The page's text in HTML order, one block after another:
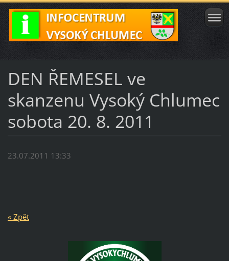
DEN ŘEMESEL ve
skanzenu Vysoký Chlumec
sobota 20. 8. 2011
23.07.2011 13:33
« Zpět